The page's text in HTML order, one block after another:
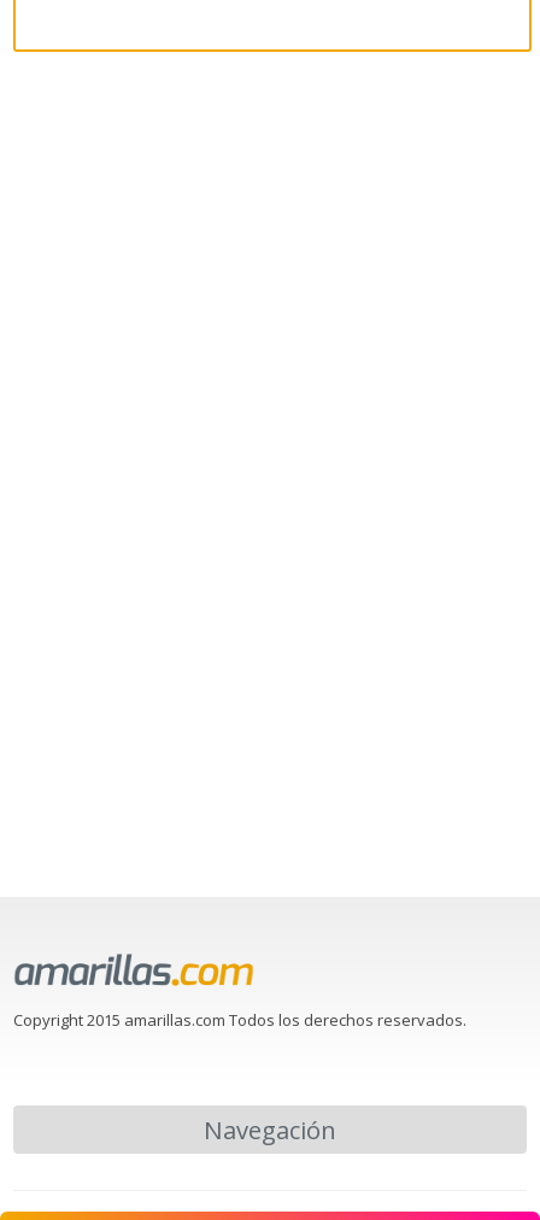
Copyright 2015 amarillas.com Todos los derechos reservados.
Navegación